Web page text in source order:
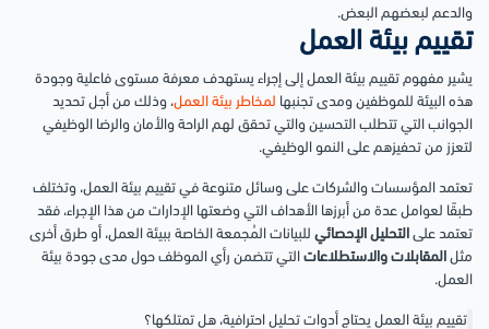
والدعم لبعضهم البعض.
تقييم بيئة العمل
يشير مفهوم تقييم بيئة العمل إلى إجراء يستهدف معرفة مستوى فاعلية وجودة
هذه البيئة للموظفين ومدى تجنبها لمخاطر بيئة العمل، وذلك من أجل تحديد
الجوانب التي تتطلب التحسين والتي تحقق لهم الراحة والأمان والرضا الوظيفي
لتعزز من تحفيزهم على النمو الوظيفي.
تعتمد المؤسسات والشركات على وسائل متنوعة في تقييم بيئة العمل، وتختلف
طبقًا لعوامل عدة من أبرزها الأهداف التي وضعتها الإدارات من هذا الإجراء، فقد
تعتمد على التحليل الإحصائي للبيانات المُجمعة الخاصة ببيئة العمل، أو طرق أخرى
مثل المقابلات والاستطلاعات التي تتضمن رأي الموظف حول مدى جودة بيئة
العمل.
تقييم بيئة العمل يحتاج أدوات تحليل احترافية، هل تمتلكها؟